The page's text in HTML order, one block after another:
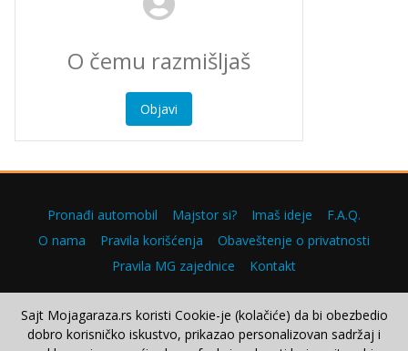
Objavi
Pronađi automobil Majstor si? Imaš ideje
F.A.Q.
O nama
Pravila korišćenja
Obaveštenje o privatnosti
Pravila MG zajednice
Kontakt
Copyright © 2000–2026.
Sajt Mojagaraza.rs koristi Cookie-je (kolačiće) da bi obezbedio
dobro korisničko iskustvo, prikazao personalizovan sadržaj i